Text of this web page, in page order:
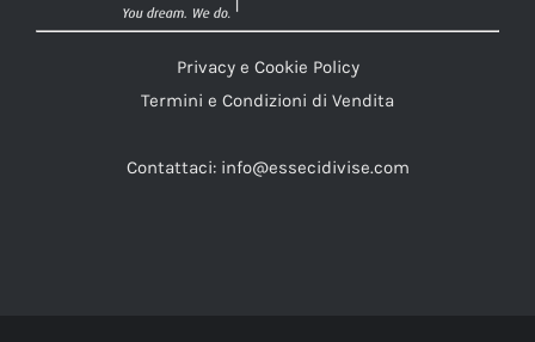
Privacy e Cookie Policy
Termini e Condizioni di Vendita
Contattaci: info@essecidivise.com